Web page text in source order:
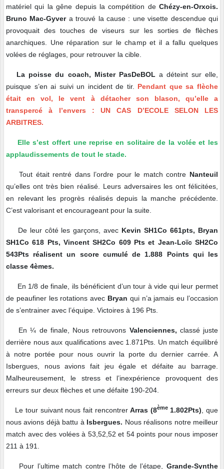
matériel qui la gêne depuis la compétition de Chézy-en-Orxois.
Bruno Mac-Gyvera trouvé la cause : une visette descendue qui
provoquait des touches de viseurs sur les sorties de flèches
anarchiques. Une réparation sur le champ et il a fallu quelques
volées de réglages, pour retrouver la cible.
La poisse du coach, Mister PasDeBOL a déteint sur elle,
puisque s’en ai suivi un incident de tir.
Pendant que sa flèche
était en vol, le vent à détacher son blason, qu’elle a
transpercé à l’envers : UN CAS D’ECOLE SELON LES
ARBITRES.
Elle s’est offert une reprise en solitaire de la volée et les
applaudissements de tout le stade.
Tout était rentré dans l’ordre pour le match contre Nanteuil
qu’elles ont très bien réalisé. Leurs adversaires les ont félicitées,
en relevant les progrès réalisés depuis la manche précédente.
C’est valorisant et encourageant pour la suite.
De leur côté les garçons, avec Kevin SH1Co 661pts, Bryan
SH1Co 618 Pts, Vincent SH2Co 609 Pts et Jean-Loïc SH2Co
543Pts réalisent un score cumulé de 1.888 Points qui les
classe 4èmes.
En 1/8 de finale, ils bénéficient d’un tour à vide qui leur permet
de peaufiner les rotations avec Bryan qui n’a jamais eu l’occasion
de s’entrainer avec l’équipe. Victoires à 196 Pts.
En ¼ de finale, Nous retrouvons Valenciennes, classé juste
derrière nous aux qualifications avec 1.871Pts. Un match équilibré
à notre portée pour nous ouvrir la porte du dernier carrée. A
Isbergues, nous avions fait jeu égale et défaite au barrage.
Malheureusement, le stress et l’inexpérience provoquent des
erreurs sur deux flèches et une défaite 190-204.
Le tour suivant nous fait rencontrerArras (8ème1.802Pts) , que
nous avions déjà battu à Isbergues. Nous réalisons notre meilleur
match avec des volées à 53,52,52 et 54 points pour nous imposer
211 à 191.
Pour l’ultime match contre l’hôte de l’étape, Grande-Synthe